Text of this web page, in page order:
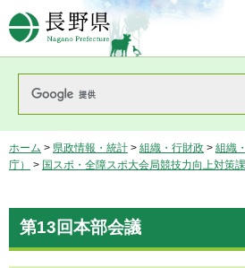
長野県Nagano
ホーム > 県政情報・統計 > 組織・行財政 > 組織
庁）
> 国スポ・全障スポ大会局競技力向上対策
第13回本部会議